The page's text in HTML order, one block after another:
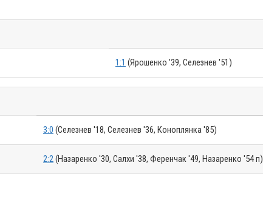
1:1 (Ярошенко '39, Селезнев '51)
3:0 (Селезнев '18, Селезнев '36, Коноплянка '85)
2:2 (Назаренко '30, Салхи '38, Ференчак '49, Назаренко '54 п)